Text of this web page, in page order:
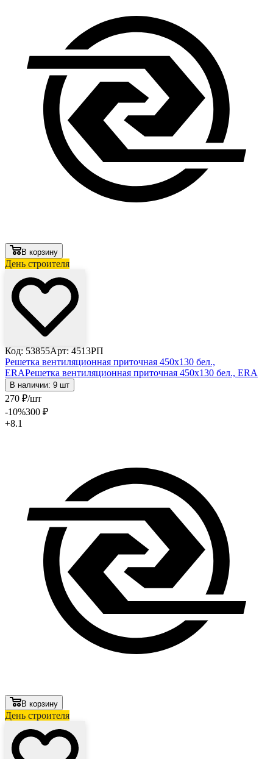
В корзину
День строителя
Код: 53855Арт: 4513РП
Решетка вентиляционная приточная 450х130 бел.,
ERAРешетка вентиляционная приточная 450х130 бел., ERA
В наличии: 9 шт
270 ₽/шт
-10%300 ₽
+8.1
В корзину
День строителя